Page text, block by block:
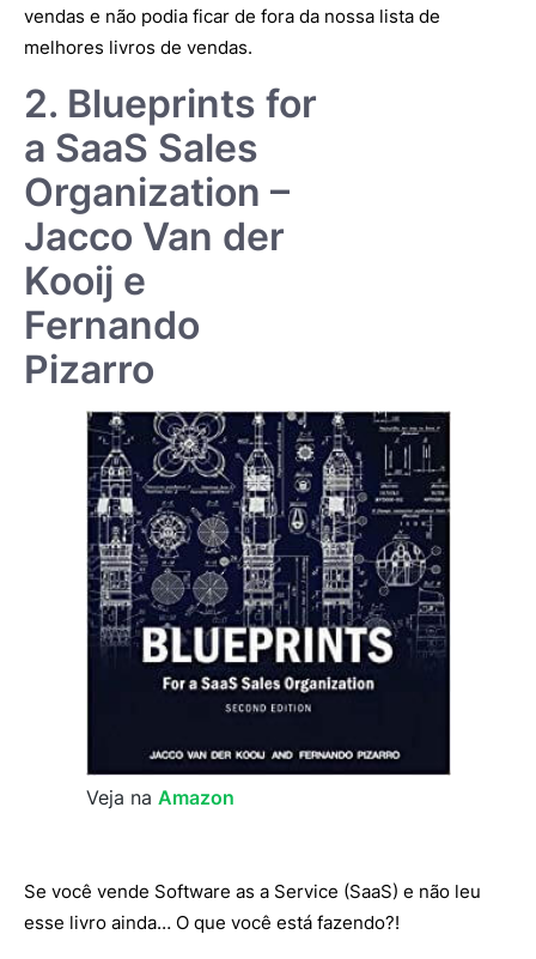
vendas e não podia ficar de fora da nossa lista de
melhores livros de vendas.
2. Blueprints for
a SaaS Sales
Organization –
Jacco Van der
Kooij e
Fernando
Pizarro
Veja na Amazon
Se você vende Software as a Service (SaaS) e não leu
esse livro ainda… O que você está fazendo?!